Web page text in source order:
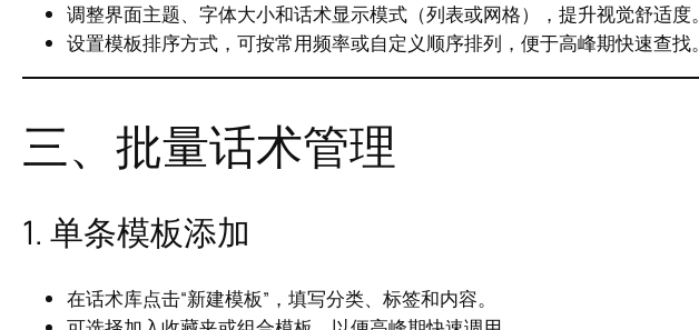
调整界面主题、字体大小和话术显示模式（列表或网格），提升视觉舒适度。
设置模板排序方式，可按常用频率或自定义顺序排列，便于高峰期快速查找。
三、批量话术管理
1. 单条模板添加
在话术库点击“新建模板”，填写分类、标签和内容。